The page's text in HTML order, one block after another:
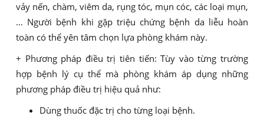
vảy nến, chàm, viêm da, rụng tóc, mụn cóc, các loại mụn,
… Người bệnh khi gặp triệu chứng bệnh da liễu hoàn
toàn có thể yên tâm chọn lựa phòng khám này.
+ Phương pháp điều trị tiên tiến: Tùy vào từng trường
hợp bệnh lý cụ thể mà phòng khám áp dụng những
phương pháp điều trị hiệu quả như:
Dùng thuốc đặc trị cho từng loại bệnh.